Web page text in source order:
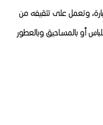
وتعمل على تثقيفه من
أو بالمساحيق وبالعطور